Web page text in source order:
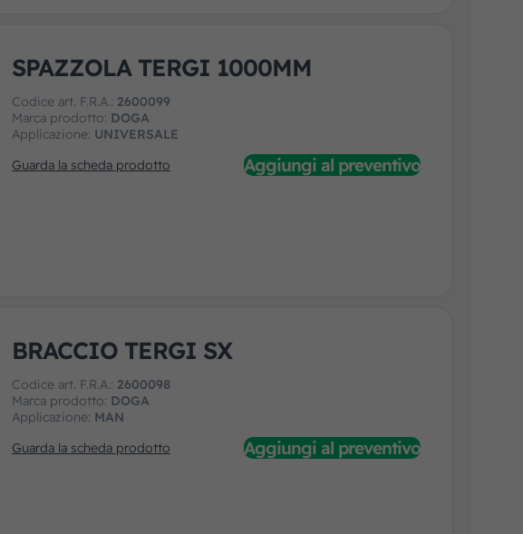
SPAZZOLA TERGI 1000MM
Codice art. F.R.A.: 2600099
Marca prodotto: DOGA
Applicazione: UNIVERSALE
Guarda la scheda prodotto
Aggiungi al preventivo
BRACCIO TERGI SX
Codice art. F.R.A.: 2600098
Marca prodotto: DOGA
Applicazione: MAN
Guarda la scheda prodotto
Aggiungi al preventivo